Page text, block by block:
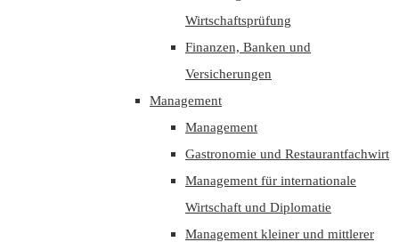
Wirtschaftsprüfung
Finanzen, Banken und
Versicherungen
Management
Management
Gastronomie und Restaurantfachwirt
Management für internationale
Wirtschaft und Diplomatie
Management kleiner und mittlerer